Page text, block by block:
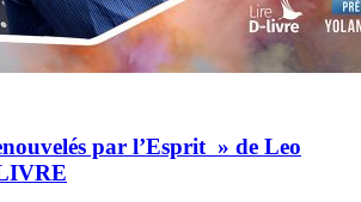
par l’Esprit » de Leo